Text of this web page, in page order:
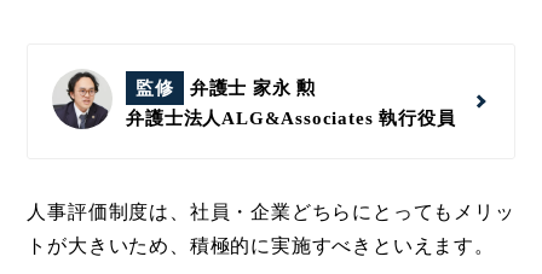
監修
弁護士 家永 勲
弁護士法人ALG&Associates執行役員
人事評価制度は、社員・企業どちらにとってもメリッ
トが大きいため、積極的に実施すべきといえます。